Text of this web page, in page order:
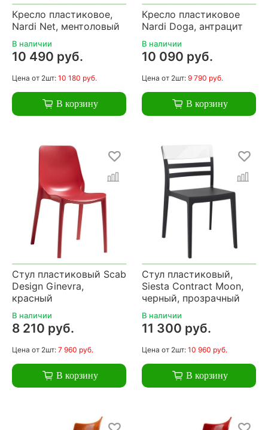
Кресло пластиковое,
Nardi Net, ментоловый
В наличии
10 490 руб.
Цена от 2шт: 10 180 руб.
В корзину
Кресло пластиковое
Nardi Doga, антрацит
В наличии
10 090 руб.
Цена от 2шт: 9 790 руб.
В корзину
Стул пластиковый Scab
Design Ginevra,
красный
В наличии
8 210 руб.
Цена от 2шт: 7 960 руб.
В корзину
Стул пластиковый,
Siesta Contract Moon,
черный, прозрачный
В наличии
11 300 руб.
Цена от 2шт: 10 960 руб.
В корзину